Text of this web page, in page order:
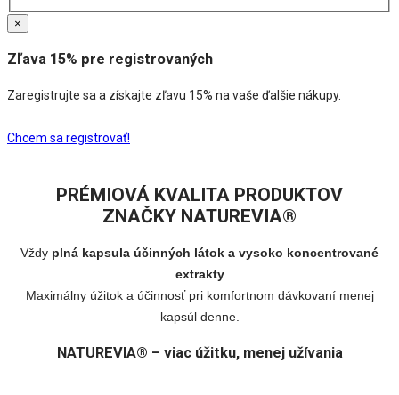
×
Zľava 15% pre registrovaných
Zaregistrujte sa a získajte zľavu 15% na vaše ďalšie nákupy.
Chcem sa registrovať!
PRÉMIOVÁ KVALITA PRODUKTOV
ZNAČKY NATUREVIA®
Vždy plná kapsula účinných látok a vysoko koncentrované
extrakty
Maximálny úžitok a účinnosť pri komfortnom dávkovaní menej
kapsúl denne.
NATUREVIA® – viac úžitku, menej užívania